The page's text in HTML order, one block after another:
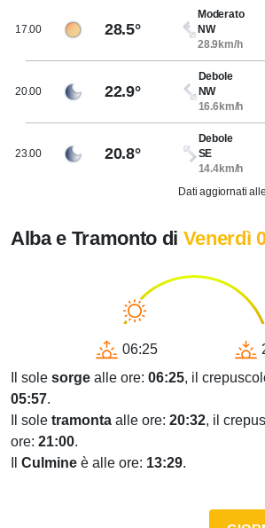
17.00 28.5°
Moderato
NW
28.9km/h
20.00 22.9°
Debole
NW
16.6km/h
23.00 20.8°
Debole
SE
14.4km/h
Dati aggiornati
Alba e Tramonto di Venerdì
06:25
Il sole sorge alle ore: 06:25, il
05:57.
Il sole tramonta alle ore: 20:32, il
ore: 21:00.
Culmine è alle ore: 13:29.